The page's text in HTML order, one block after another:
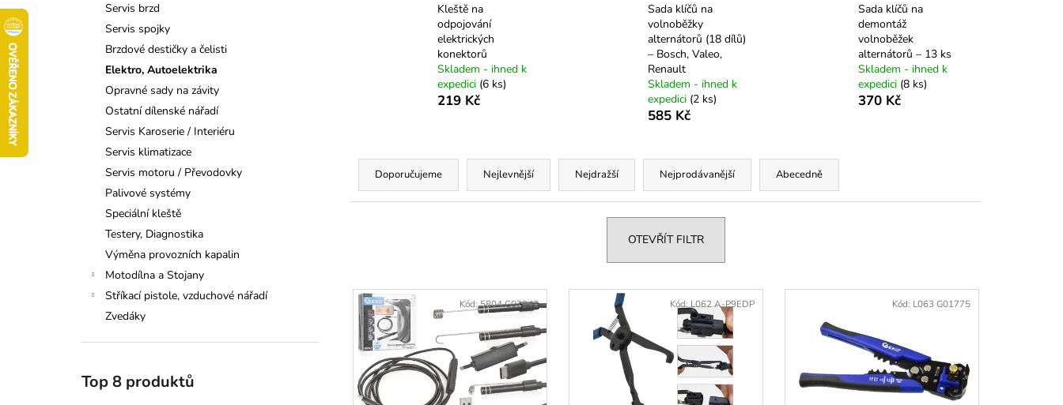
Servis brzd
Servis spojky
Brzdové destičky a čelisti
Elektro, Autoelektrika
Opravné sady na závity
Ostatní dílenské nářadí
Servis Karoserie / Interiéru
Servis klimatizace
Servis motoru / Převodovky
Palivové systémy
Speciální kleště
Testery, Diagnostika
Výměna provozních kapalin
Motodílna a Stojany
Stříkací pistole, vzduchové nářadí
Zvedáky
Top 8 produktů
Kleště na
odpojování
elektrických
konektorů
Skladem - ihned k
expedici (6 ks)
219 Kč
Sada klíčů na
volnoběžky
alternátorů (18 dílů)
– Bosch, Valeo,
Renault
Skladem - ihned k
expedici (2 ks)
585 Kč
Sada klíčů na
demontáž
volnoběžek
alternátorů – 13 ks
Skladem - ihned k
expedici (8 ks)
370 Kč
Ř
z
o
d
k
Doporučujeme Nejlevnější Nejdražší Nejprodávanější Abecedně
OTEVŘÍT FILTR
V
ý
p
p
Kód:5804 G02942 Kód:L062 A-P9EDP Kód: L063 G01775
Doporučujeme
MAGNETICKÝ TELESKOPICKÝ
VYTAHOVAČ 2.25KG/62CM
70 Kč
ZPĚTNÝM VENTILEM
299 Kč
IMPULZNÍM KROUŽKEM VAG
1 290 Kč